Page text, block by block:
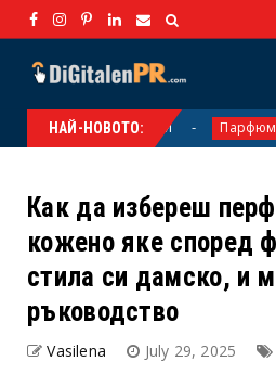
НАЙ-НОВОТО:
кампании Парфюми от
Как да избереш
кожено яке според
стила си дамско, и
ръководство
Vasilena July 29, 2025